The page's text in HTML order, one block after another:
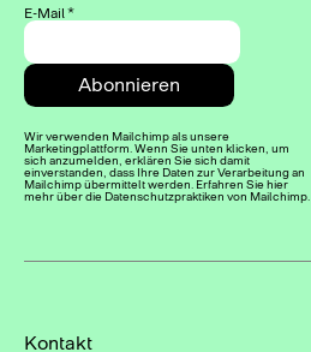
E-Mail*
Wir verwenden Mailchimp als unsere
Marketingplattform. Wenn Sie unten klicken, um
sich anzumelden, erklären Sie sich damit
einverstanden, dass Ihre Daten zur Verarbeitung an
Mailchimp übermittelt werden. Erfahren Sie hier
mehr über die Datenschutzpraktiken von Mailchimp.
Kontakt